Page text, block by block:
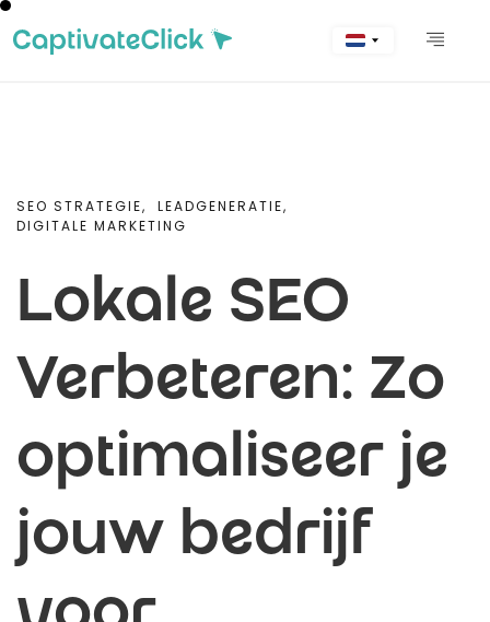
SEO STRATEGIE,
LEADGENERATIE,
DIGITALE MARKETING
Lokale SEO
Verbeteren: Zo
optimaliseer je
jouw bedrijf